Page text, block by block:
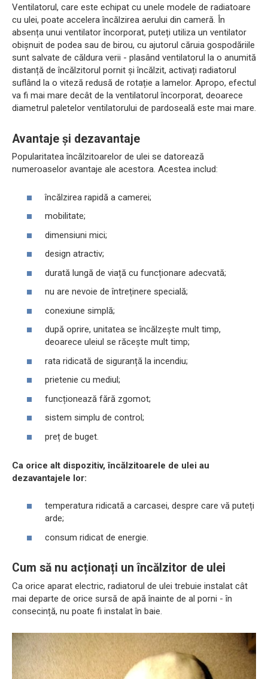
Ventilatorul, care este echipat cu unele modele de radiatoare
cu ulei, poate accelera încălzirea aerului din cameră. În
absența unui ventilator încorporat, puteți utiliza un ventilator
obișnuit de podea sau de birou, cu ajutorul căruia gospodăriile
sunt salvate de căldura verii - plasând ventilatorul la o anumită
distanță de încălzitorul pornit și încălzit, activați radiatorul
suflând la o viteză redusă de rotație a lamelor. Apropo, efectul
va fi mai mare decât de la ventilatorul încorporat, deoarece
diametrul paletelor ventilatorului de pardoseală este mai mare.
Avantaje și dezavantaje
Popularitatea încălzitoarelor de ulei se datorează
numeroaselor avantaje ale acestora. Acestea includ:
încălzirea rapidă a camerei;
mobilitate;
dimensiuni mici;
design atractiv;
durată lungă de viață cu funcționare adecvată;
nu are nevoie de întreținere specială;
conexiune simplă;
după oprire, unitatea se încălzește mult timp,
deoarece uleiul se răcește mult timp;
rata ridicată de siguranță la incendiu;
prietenie cu mediul;
funcționează fără zgomot;
sistem simplu de control;
preț de buget.
Ca orice alt dispozitiv, încălzitoarele de ulei au
dezavantajele lor:
temperatura ridicată a carcasei, despre care vă puteți
arde;
consum ridicat de energie.
Cum să nu acționați un încălzitor de ulei
Ca orice aparat electric, radiatorul de ulei trebuie instalat cât
mai departe de orice sursă de apă înainte de al porni - în
consecință, nu poate fi instalat în baie.